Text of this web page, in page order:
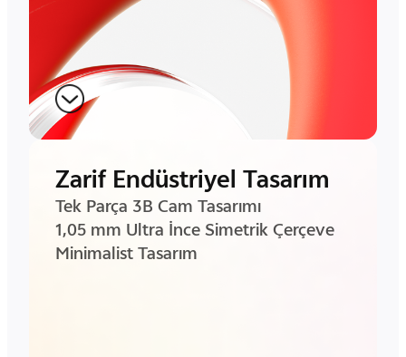
Zarif Endüstriyel Tasarım
Tek Parça 3B Cam Tasarımı
1,05 mm Ultra İnce Simetrik Çerçeve
Minimalist Tasarım